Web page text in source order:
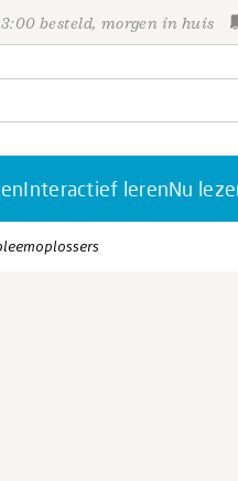
besteld, morgen in huis
Interactief lerenNu